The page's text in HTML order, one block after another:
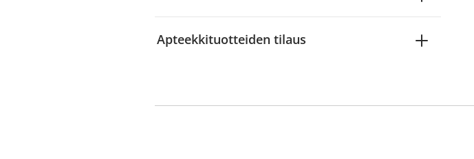
Apteekkituotteiden tilaus